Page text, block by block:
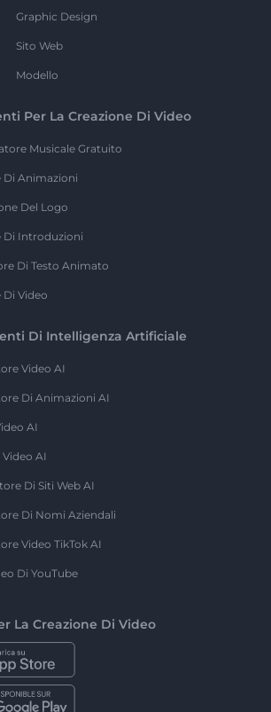
Graphic Design
Sito Web
Modello
Per La Creazione Di Video
Musicale Gratuito
Di Animazioni
Del Logo
Di Introduzioni
Di Testo Animato
Video
Di Intelligenza Artificiale
Video AI
Di Animazioni AI
AI
AI
Di Siti Web AI
Di Nomi Aziendali
Video TikTok AI
Di YouTube
La Creazione Di Video